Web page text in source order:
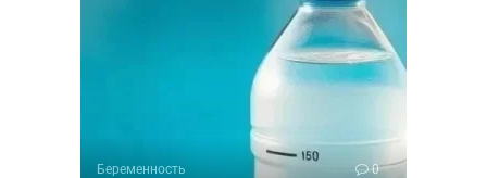
Беременность 0